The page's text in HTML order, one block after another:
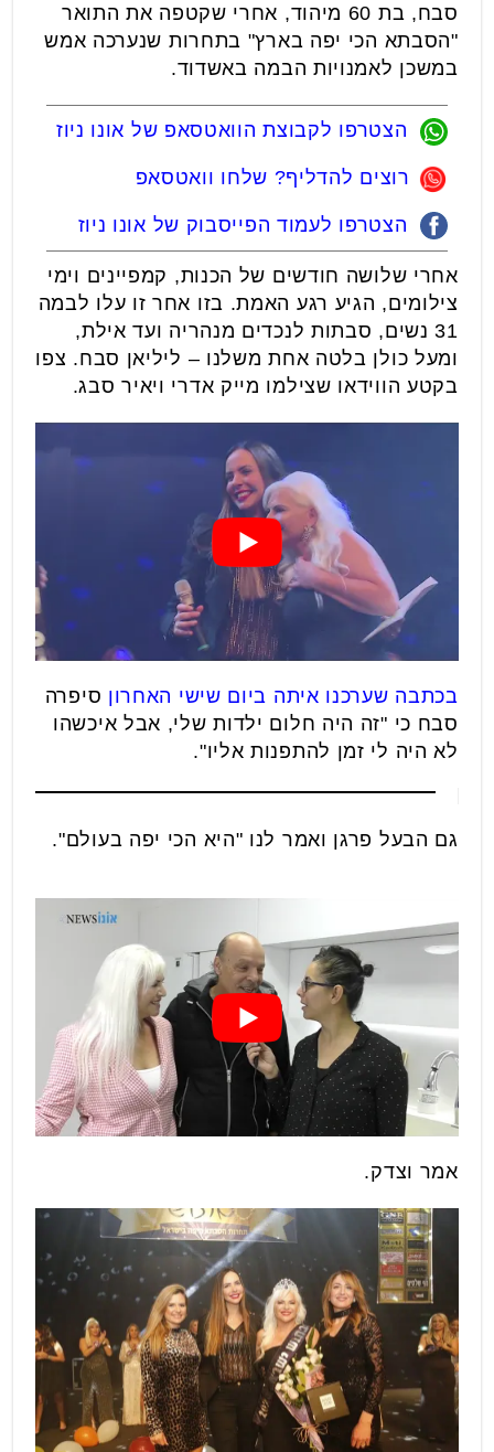
סבח, בת 60 מיהוד, אחרי שקטפה את התואר
"הסבתא הכי יפה בארץ" בתחרות שנערכה אמש
במשכן לאמנויות הבמה באשדוד.
הצטרפו לקבוצת הוואטסאפ של אונו ניוז
רוצים להדליף? שלחו וואטסאפ
הצטרפו לעמוד הפייסבוק של אונו ניוז
אחרי שלושה חודשים של הכנות, קמפיינים וימי
צילומים, הגיע רגע האמת. בזו אחר זו עלו לבמה
31 נשים, סבתות לנכדים מנהריה ועד אילת,
ומעל כולן בלטה אחת משלנו – ליליאן סבח. צפו
בקטע הווידאו שצילמו מייק אדרי ויאיר סבג.
בכתבה שערכנו איתה ביום שישי האחרון סיפרה
סבח כי "זה היה חלום ילדות שלי, אבל איכשהו
לא היה לי זמן להתפנות אליו".
גם הבעל פרגן ואמר לנו "היא הכי יפה בעולם".
אמר וצדק.